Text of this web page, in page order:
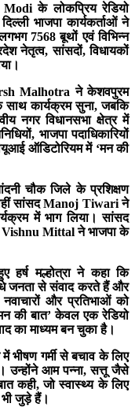
के लोकप्रिय रेडियो
भाजपा कार्यकर्ताओं ने
7568 बूथों एवं विभिन्न
नेतृत्व, सांसदों, विधायकों
Malhotra ने केशवपुरम
साथ कार्यक्रम सुना, जबकि
नगर विधानसभा क्षेत्र में
भाजपा पदाधिकारियों
ऑडिटोरियम में ‘मन की
चौक जिले के प्रशिक्षण
सांसद Manoj Tiwari ने
में भाग लिया। सांसद
Mittal ने भाजपा के
हर्ष मल्होत्रा ने कहा कि
जनता से संवाद करते हैं और
और प्रतिभाओं को
की बात’ केवल एक रेडियो
का माध्यम बन चुका है।
भीषण गर्मी से बचाव के लिए
उन्होंने आम पन्ना, सत्तू जैसे
कही, जो स्वास्थ्य के लिए
भी जुड़े हैं।